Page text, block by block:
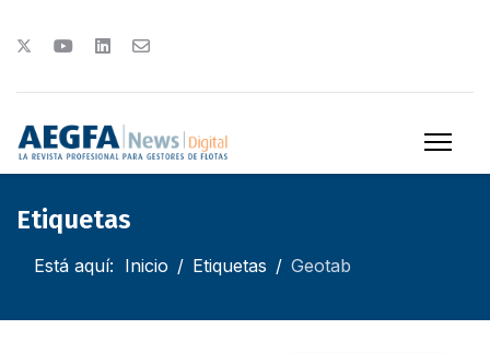
Etiquetas
Está aquí: Inicio Etiquetas Geotab